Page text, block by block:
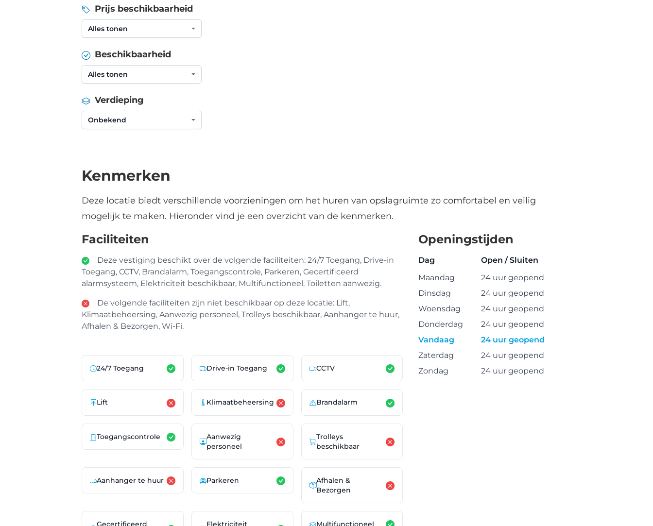
Prijs beschikbaarheid
Beschikbaarheid
Verdieping
Kenmerken
Deze locatie biedt verschillende voorzieningen om het huren van opslagruimte zo comfortabel en veilig
mogelijk te maken. Hieronder vind je een overzicht van de kenmerken.
Faciliteiten
Deze vestiging beschikt over de volgende faciliteiten: 24/7 Toegang, Drive-in
Toegang, CCTV, Brandalarm, Toegangscontrole, Parkeren, Gecertificeerd
alarmsysteem, Elektriciteit beschikbaar, Multifunctioneel, Toiletten aanwezig.
De volgende faciliteiten zijn niet beschikbaar op deze locatie: Lift,
Klimaatbeheersing, Aanwezig personeel, Trolleys beschikbaar, Aanhanger te huur,
Afhalen & Bezorgen, Wi-Fi.
24/7 Toegang Drive-in Toegang CCTV
Lift Klimaatbeheersing Brandalarm
Toegangscontrole
Aanwezig
personeel
Trolleys
beschikbaar
Aanhanger te huur Parkeren
Afhalen &
Bezorgen
Gecertificeerd
Elektriciteit
Multifunctioneel
Openingstijden
Dag
Open / Sluiten
Maandag
24 uur geopend
Dinsdag
24 uur geopend
Woensdag
24 uur geopend
Donderdag
24 uur geopend
Vandaag
24 uur geopend
Zaterdag
24 uur geopend
Zondag
24 uur geopend